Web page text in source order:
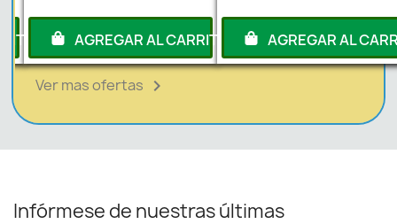
AGREGAR AL CARRITO AGREGAR AL
Ver mas ofertas 
Infórmese de nuestras últimas